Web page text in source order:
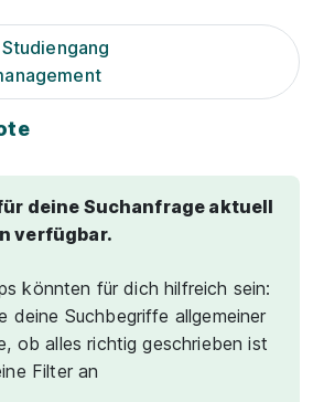
deine Suchanfrage aktuell
verfügbar.
könnten für dich hilfreich sein:
deine Suchbegriffe allgemeiner
ob alles richtig geschrieben ist
Filter an